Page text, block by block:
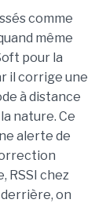
comme
même
pour la
il corrige une
à distance
nature. Ce
alerte de
RSSI chez
on